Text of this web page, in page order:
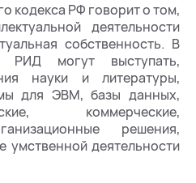
кодекса РФ говорит о том,
деятельности
собственность. В
РИД могут выступать,
науки и литературы,
для ЭВМ, базы данных,
коммерческие,
решения,
умственной деятельности